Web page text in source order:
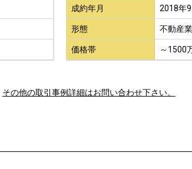
成約年月 2018年
形態 不動産
価格帯 ～1500
その他の取引事例詳細はお問い合わせ下さい。